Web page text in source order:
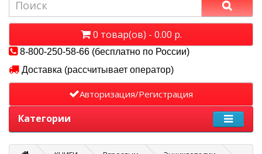
0 товар(ов) - 0.00 р.
8-800-250-58-66 (бесплатно по России)
Доставка (рассчитывает оператор)
Авторизация/Регистрация
Категории